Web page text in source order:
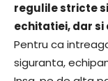
regulile stricte
echitatiei, dar
Pentru ca
siguranta,